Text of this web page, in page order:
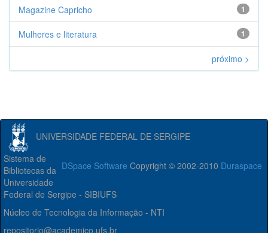
1
Magazine Capricho
1
Mulheres e literatura
próximo >
UNIVERSIDADE FEDERAL DE SERGIPE
DSpace Software Copyright © 2002-2010 Duraspace
Sistema de
Bibliotecas da
Universidade
Federal de Sergipe - SIBIUFS
Núcleo de Tecnologia da Informação - NTI
repositorio@academico.ufs.br